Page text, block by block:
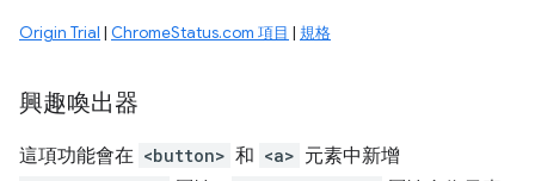
Origin Trial | ChromeStatus.com 項目 | 規格
興趣喚出器
這項功能會在 <button> 和 <a> 元素中新增